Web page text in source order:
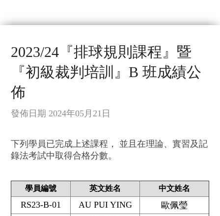
2023/24『排球規則課程』暨
『初級裁判培訓』B 班成績公
佈
發佈日期 2024年05月21日
下列學員已完成上述課程， 並且在理論、實習及記
錄法考試中取得合格分數。
學員編號 英文姓名 中文姓名
RS23-B-01 AU PUI YING 歐佩瑩